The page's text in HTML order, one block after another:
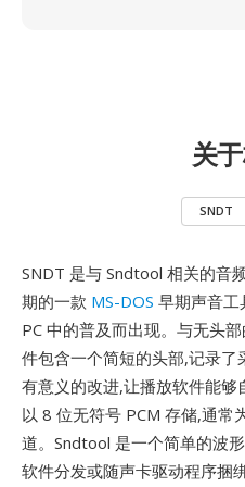
关
SNDT
SNDT 是与 Sndtool 相关的音
期的一款 MS-DOS 早期声音工
PC 中的普及而出现。与无头
件包含一个简短的头部,记录
有意义的改进,让播放软件能
以 8 位无符号 PCM 存储,通
道。Sndtool 是一个简单的波
软件分发或随声卡驱动程序捆